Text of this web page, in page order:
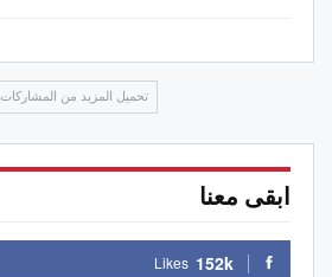
تحميل المزيد من المشاركات
ابقى معنا
152k
Likes